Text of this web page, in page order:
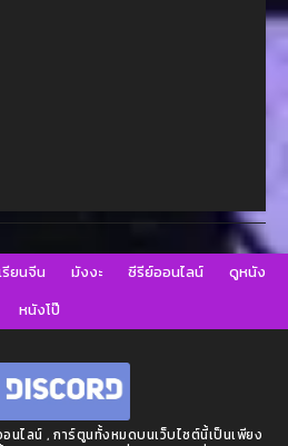
รียนจีน มังงะ ซีรีย์ออนไลน์
ดูหนัง
หนังโป๊
นไลน์ , การ์ตูนทั้งหมดบนเว็บไซต์นี้เป็นเพียง